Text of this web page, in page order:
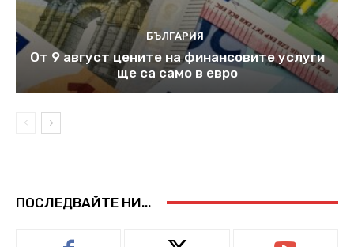
БЪЛГАРИЯ
От 9 август цените на финансовите услуги
ще са само в евро
ПОСЛЕДВАЙТЕ НИ...